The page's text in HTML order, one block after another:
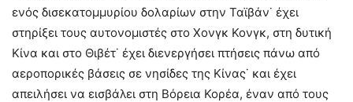
ενός δισεκατομμυρίου δολαρίων στην Ταϊβάν˙ έχει
στηρίξει τους αυτονομιστές στο Χονγκ Κονγκ, στη δυτική
Κίνα και στο Θιβέτ˙ έχει διενεργήσει πτήσεις πάνω από
αεροπορικές βάσεις σε νησίδες της Κίνας˙ και έχει
απειλήσει να εισβάλει στη Βόρεια Κορέα, έναν από τους